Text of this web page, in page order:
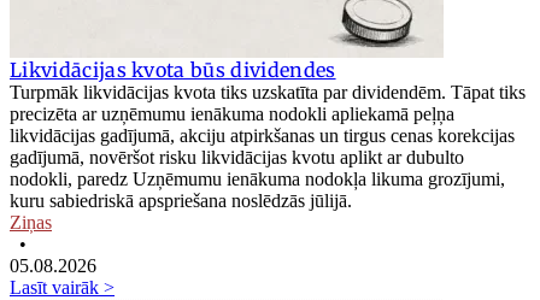
Likvidācijas kvota būs dividendes
Turpmāk likvidācijas kvota tiks uzskatīta par dividendēm. Tāpat tiks
precizēta ar uzņēmumu ienākuma nodokli apliekamā peļņa
likvidācijas gadījumā, akciju atpirkšanas un tirgus cenas korekcijas
gadījumā, novēršot risku likvidācijas kvotu aplikt ar dubulto
nodokli, paredz Uzņēmumu ienākuma nodokļa likuma grozījumi,
kuru sabiedriskā apspriešana noslēdzās jūlijā.
Ziņas
•
05.08.2026
Lasīt vairāk >